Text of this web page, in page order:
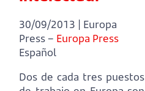
30/09/2013 | Europa
Press – Europa Press
Español
Dos de cada tres puestos